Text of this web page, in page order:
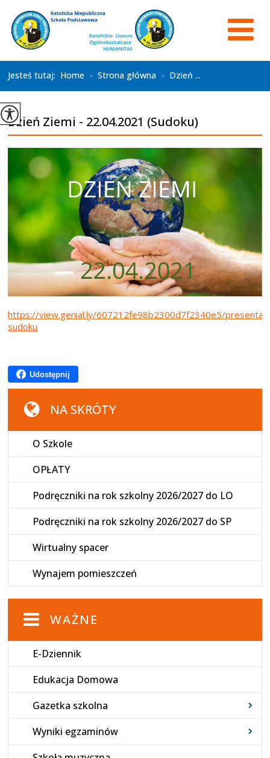
Jesteś tutaj: Home > Strona główna > Dzień ...
Dzień Ziemi - 22.04.2021 (Sudoku)
https://view.genial.ly/607212fe98b2300d7f2340e5/
sudoku
Udostępnij
NA SKRÓTY
O Szkole
OPŁATY
Podręczniki na rok szkolny 2026/2027 do LO
Podręczniki na rok szkolny 2026/2027 do SP
Wirtualny spacer
Wynajem pomieszczeń
WAŻNE
E-Dziennik
Edukacja Domowa
Gazetka szkolna
Wyniki egzaminów